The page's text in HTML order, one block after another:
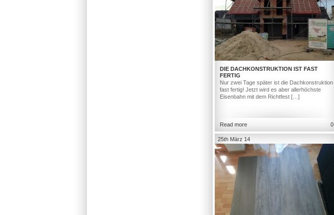
DIE DACHKONSTRUKTION IST FAST
FERTIG
Nur zwei Tage später ist die Dachkonstruktion
fast fertig! Jetzt wird es aber allerhöchste
Eisenbahn mit dem Richtfest […]
Read more 0
25th März 14